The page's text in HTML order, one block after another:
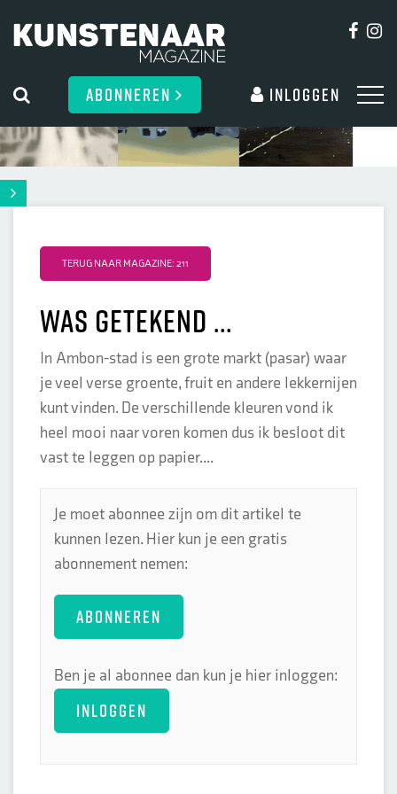
ABONNEREN Inloggen
TERUG NAAR MAGAZINE: 211
Was getekend ...
In Ambon-stad is een grote markt (pasar) waar
je veel verse groente, fruit en andere lekkernijen
kunt vinden. De verschillende kleuren vond ik
heel mooi naar voren komen dus ik besloot dit
vast te leggen op papier....
Je moet abonnee zijn om dit artikel te
kunnen lezen. Hier kun je een gratis
abonnement nemen:
ABONNEREN
Ben je al abonnee dan kun je hier inloggen:
INLOGGEN